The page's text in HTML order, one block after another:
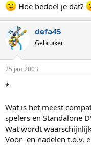
Hoe bedoel je dat?
TS defa45
Gebruiker
25 jan 2003
*
Wat is het meest
spelers en Standalone
Wat wordt
Voor- en nadelen t.o.v.